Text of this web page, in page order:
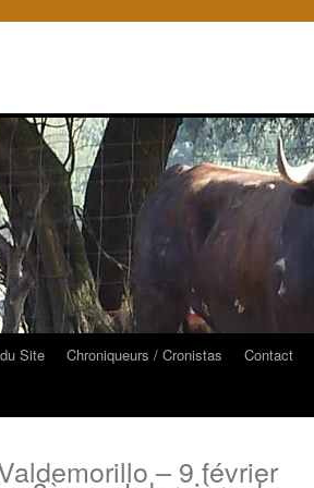
Site Chroniqueurs / Cronistas Contact
– 9 février